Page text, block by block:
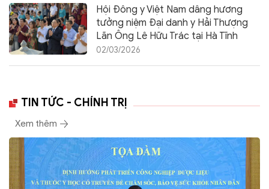
Hội Đông y Việt Nam dâng hương
tưởng niệm Đại danh y Hải Thượng
Lãn Ông Lê Hữu Trác tại Hà Tĩnh
02/03/2026
TIN TỨC - CHÍNH TRỊ
Xem thêm